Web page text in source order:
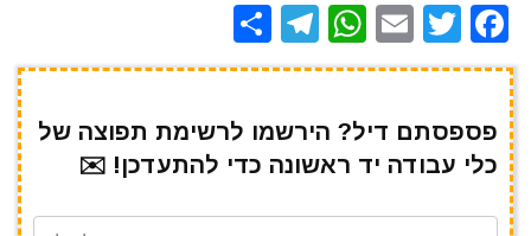
F
a
e
b
o
T
w
te
r
E
m
l
W
h
s
A
p
T
el
gr
a
m
h
e
פספסתם דיל? הירשמו לרשימת תפוצה של
כלי עבודה יד ראשונה כדי להתעדכן! ✉️